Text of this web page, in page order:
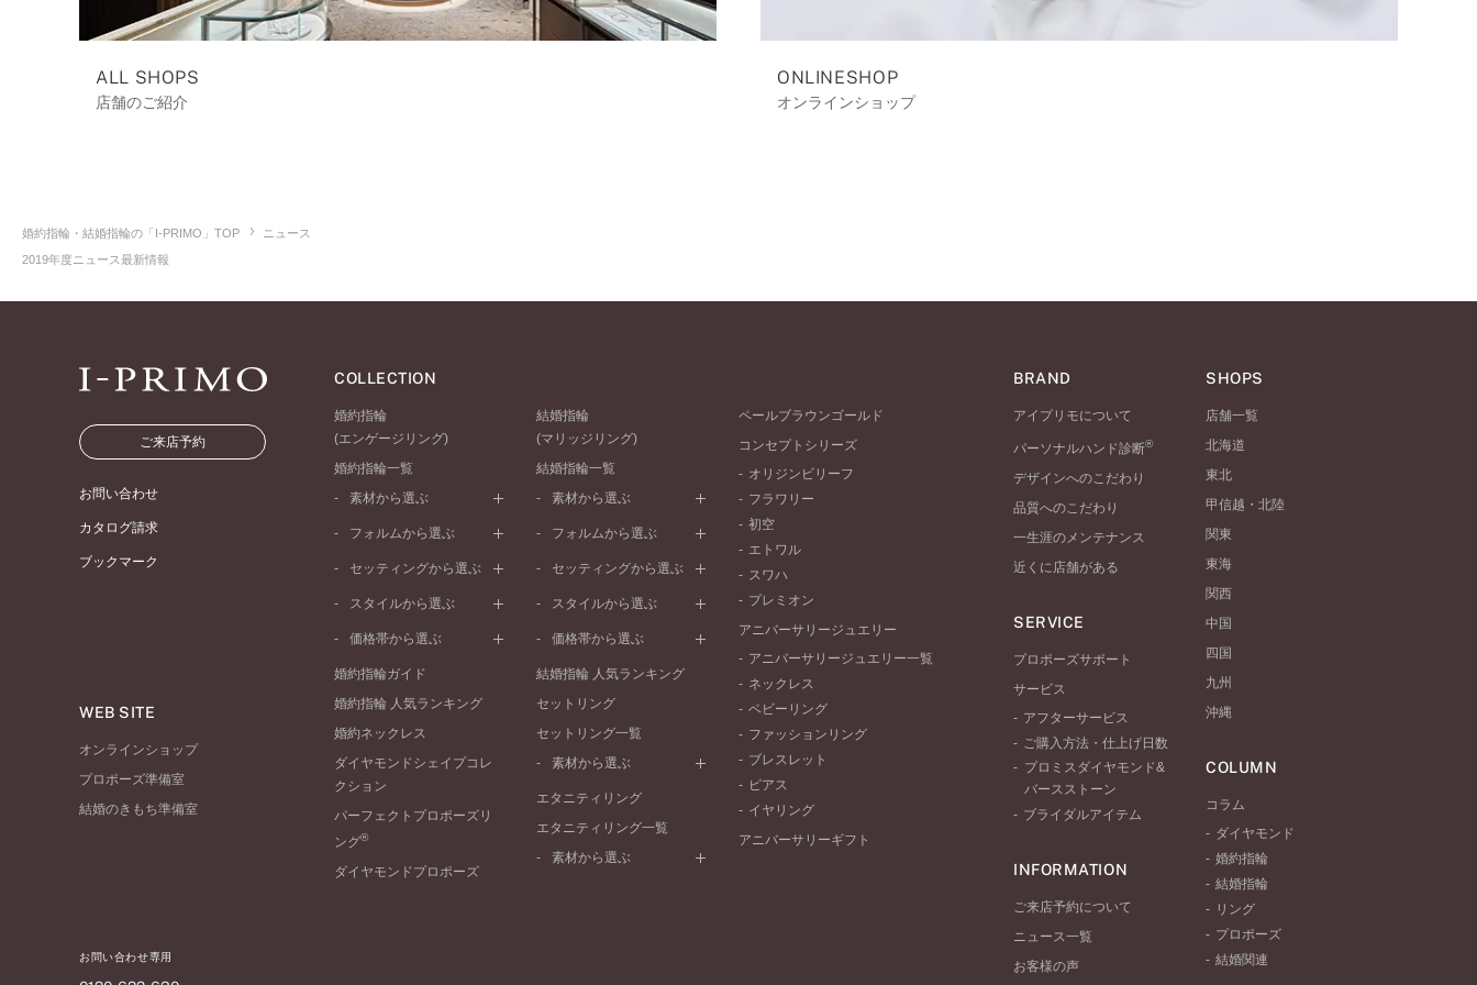
ALL SHOPS
店舗のご紹介
ONLINESHOP
オンラインショップ
婚約指輪・結婚指輪の「I-PRIMO」TOP
ニュース
2019年度ニュース最新情報
ご来店予約
お問い合わせ
カタログ請求
ブックマーク
WEB SITE
オンラインショップ
プロポーズ準備室
結婚のきもち準備室
お問い合わせ専用
COLLECTION
婚約指輪
(エンゲージリング)
婚約指輪一覧
素材から選ぶ
プラチナ
ピンクゴールド
ペールブラウンゴールド
フォルムから選ぶ
ストレートライン
V字ライン
セッティングから選ぶ
ソリテール
ダブルサイドメレ
ラインメレ
スタイルから選ぶ
シンプル
モード
エレガント
ゴージャス
価格帯から選ぶ
50万円台～
20万円台～
10万円台～
婚約指輪ガイド
婚約指輪 人気ランキング
婚約ネックレス
ダイヤモンドシェイプコレ
クション
パーフェクトプロポーズリ
ング®
ダイヤモンドプロポーズ
結婚指輪
(マリッジリング)
結婚指輪一覧
素材から選ぶ
プラチナ
ピンクゴールド
ペールブラウンゴールド
フォルムから選ぶ
ストレートライン
V字ライン
セッティングから選ぶ
プレーン
セベラルメレ
ラインメレ
スタイルから選ぶ
シンプル
モード
エレガント
ゴージャス
価格帯から選ぶ
50万円～
20万円～30万円
10万円～20万円
結婚指輪 人気ランキング
セットリング
セットリング一覧
素材から選ぶ
プラチナ
ペールブラウンゴールド
エタニティリング
エタニティリング一覧
素材から選ぶ
ペールブラウンゴールド
コンセプトシリーズ
オリジンビリーフ
フラワリー
初空
エトワル
スワハ
プレミオン
アニバーサリージュエリー
アニバーサリージュエリー一覧
ネックレス
ベビーリング
ファッションリング
ブレスレット
ピアス
イヤリング
アニバーサリーギフト
BRAND
アイプリモについて
パーソナルハンド診断®
デザインへのこだわり
品質へのこだわり
一生涯のメンテナンス
近くに店舗がある
SERVICE
プロポーズサポート
サービス
アフターサービス
ご購入方法・仕上げ日数
プロミスダイヤモンド&
バースストーン
ブライダルアイテム
INFORMATION
ご来店予約について
ニュース一覧
お客様の声
SHOPS
店舗一覧
北海道
東北
甲信越・北陸
関東
東海
関西
中国
四国
九州
沖縄
COLUMN
コラム
ダイヤモンド
婚約指輪
結婚指輪
リング
プロポーズ
結婚関連